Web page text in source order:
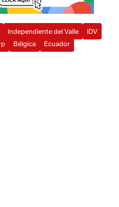
Independiente del Valle
IDV
Bélgica Ecuador